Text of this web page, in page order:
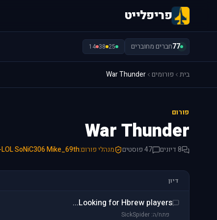
פריפלייט
77חברים מחוברים 25
38
14
בית פורומים War Thunder
פורום
War Thunder
8 דיונים 47 פוסטים מנהלי פורום:Mike_69th
·
SoNiC306
·
דיון
Looking for Hbrew players...
פתח/ה: SickSpider